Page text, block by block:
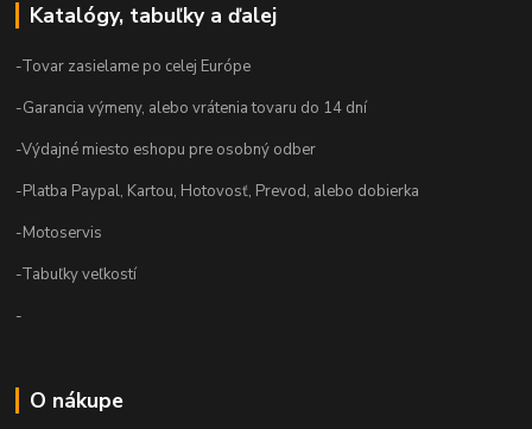
Katalógy, tabuľky a ďalej
-Tovar zasielame po celej Európe
-Garancia výmeny, alebo vrátenia tovaru do 14 dní
-Výdajné miesto eshopu pre osobný odber
-Platba Paypal, Kartou, Hotovosť, Prevod, alebo dobierka
-Motoservis
-Tabuľky veľkostí
-
O nákupe